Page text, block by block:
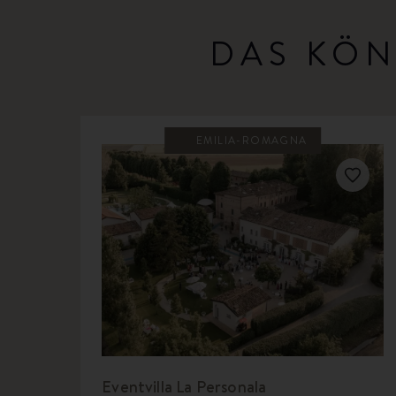
DAS
EMILIA-ROMAGNA
Eventvilla La Personala